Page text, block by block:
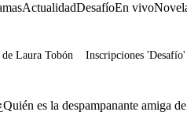
ActualidadDesafíoEn vivo
de Laura Tobón Inscripciones 'Desafío'
es la despampanante amiga